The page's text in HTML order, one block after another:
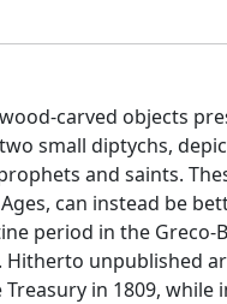
carved objects
small diptychs,
and saints.
can instead be
period in the Greco-
unpublished
in 1809,